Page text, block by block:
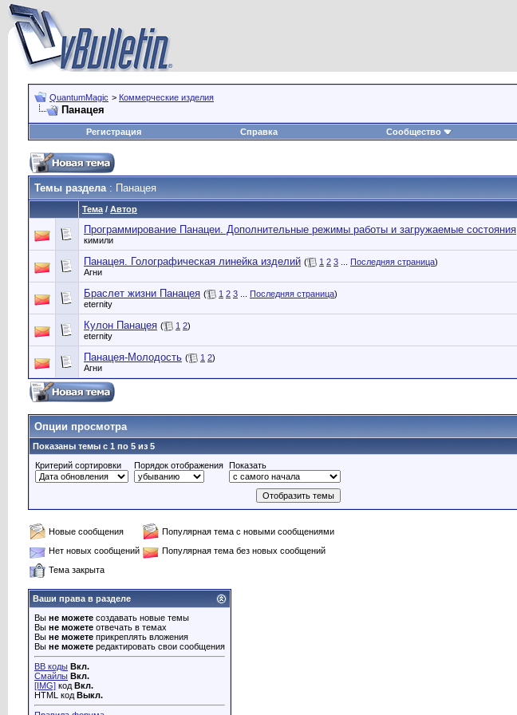
QuantumMagic > Коммерческие изделия
Панацея
Регистрация
Справка Сообщество
Темы раздела: Панацея
Тема / Автор
Программирование Панацеи. Дополнительные режимы работы и загружаемые состояния
кимили
Панацея. Голографическая линейка изделий ( 1 2 3 Последняя страница)
Агни
Браслет жизни Панацея ( 1 2 3 Последняя страница)
eternity
Кулон Панацея ( 1 2)
eternity
Панацея-Молодость ( 1 2)
Агни
Опции просмотра
Показаны темы с 1 по 5 из 5
Критерий сортировки
Порядок отображения Показать
Новые сообщения
Популярная тема с новыми сообщениями
Нет новых сообщений
Популярная тема без новых сообщений
Тема закрыта
Ваши права в разделе
Вы не можете создавать новые темы
Вы не можете отвечать в темах
Вы не можете прикреплять вложения
Вы не можете редактировать свои сообщения
BB коды Вкл.
Смайлы Вкл.
[IMG] код Вкл.
HTML код Выкл.